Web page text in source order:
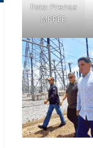
Foto: Prensa
MPPEE